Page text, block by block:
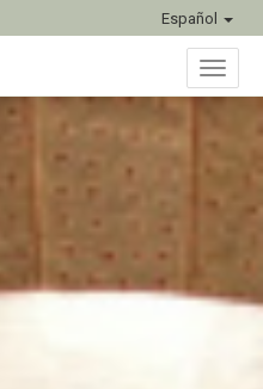
Español